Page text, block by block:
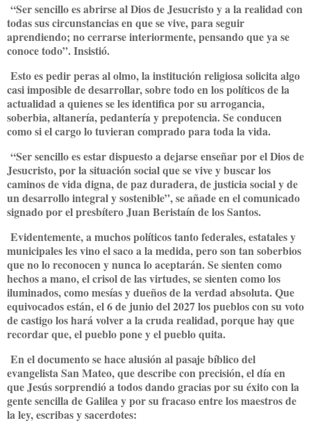
“Ser sencillo es abrirse al Dios de Jesucristo y a la realidad con
todas sus circunstancias en que se vive, para seguir
aprendiendo; no cerrarse interiormente, pensando que ya se
conoce todo”. Insistió.
Esto es pedir peras al olmo, la institución religiosa solicita algo
casi imposible de desarrollar, sobre todo en los políticos de la
actualidad a quienes se les identifica por su arrogancia,
soberbia, altanería, pedantería y prepotencia. Se conducen
como si el cargo lo tuvieran comprado para toda la vida.
“Ser sencillo es estar dispuesto a dejarse enseñar por el Dios de
Jesucristo, por la situación social que se vive y buscar los
caminos de vida digna, de paz duradera, de justicia social y de
un desarrollo integral y sostenible”, se añade en el comunicado
signado por el presbítero Juan Beristaín de los Santos.
Evidentemente, a muchos políticos tanto federales, estatales y
municipales les vino el saco a la medida, pero son tan soberbios
que no lo reconocen y nunca lo aceptarán. Se sienten como
hechos a mano, el crisol de las virtudes, se sienten como los
iluminados, como mesías y dueños de la verdad absoluta. Que
equivocados están, el 6 de junio del 2027 los pueblos con su voto
de castigo los hará volver a la cruda realidad, porque hay que
recordar que, el pueblo pone y el pueblo quita.
En el documento se hace alusión al pasaje bíblico del
evangelista San Mateo, que describe con precisión, el día en
que Jesús sorprendió a todos dando gracias por su éxito con la
gente sencilla de Galilea y por su fracaso entre los maestros de
la ley, escribas y sacerdotes: